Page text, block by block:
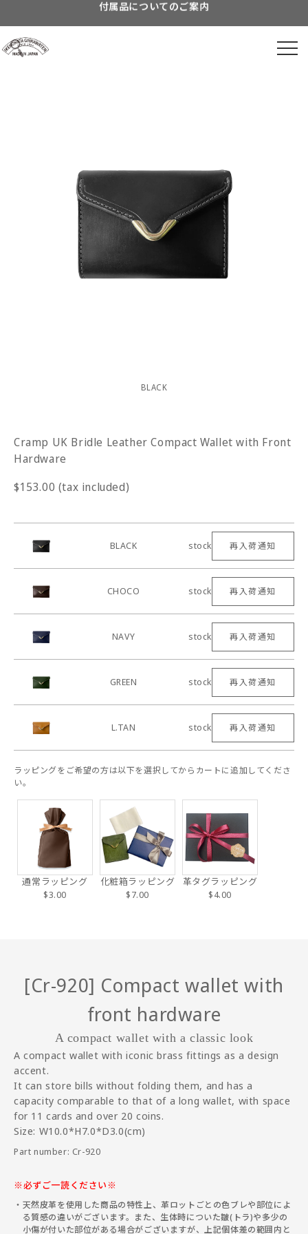
BLACK
Cramp UK Bridle Leather Compact Wallet with Front
Hardware
$153.00 (tax included)
BLACK stock 再入荷通知
CHOCO stock 再入荷通知
NAVY stock 再入荷通知
GREEN stock 再入荷通知
L.TAN stock 再入荷通知
ラッピングをご希望の方は以下を選択してからカートに追加してくださ
い。
通常ラッピング
$3.00
化粧箱ラッピング
$7.00
革タグラッピング
$4.00
[Cr-920] Compact wallet with
front hardware
A compact wallet with a classic look
A compact wallet with iconic brass fittings as a design
accent.
It can store bills without folding them, and has a
capacity comparable to that of a long wallet, with space
for 11 cards and over 20 coins.
Size: W10.0*H7.0*D3.0(cm)
Part number: Cr-920
※必ずご一読ください※
天然皮革を使用した商品の特性上、革ロットごとの色ブレや部位によ
る質感の違いがございます。また、生体時についた皺(トラ)や多少の
小傷が付いた部位がある場合がございますが、上記個体差の範囲内と